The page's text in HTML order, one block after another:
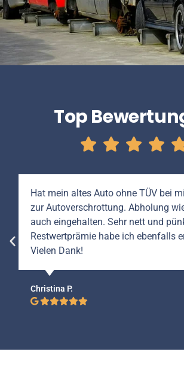
Top
Hat mein altes Auto ohne TÜV bei
zur Autoverschrottung. Abholung
auch eingehalten. Sehr nett und
Restwertprämie habe ich ebenfalls
Vielen Dank!
Christina P.